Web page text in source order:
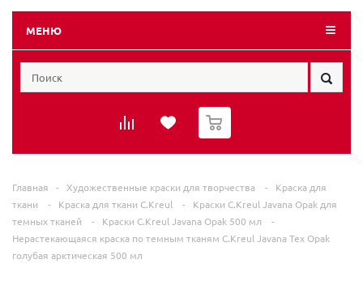
МЕНЮ
0
Главная - Художественные краски для творчества -
Краска для
ткани
- Краска для ткани C.Kreul -
Краски C.Kreul Javana Opak для
темных тканей
- Краски C.Kreul Javana Opak 500 мл
-
Нерастекающаяся краска по темным тканям C.Kreul Javana Tex Opak
голубая арктическая 500 мл